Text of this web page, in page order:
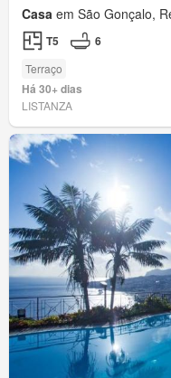
Casa em São Gonçalo,
T5 6
Terraço
Há 30+ dias
LISTANZA